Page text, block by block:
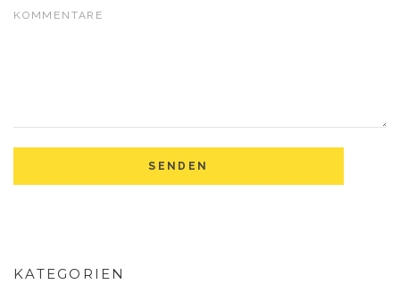
KATEGORIEN